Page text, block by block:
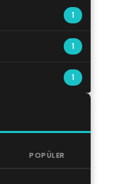
1
1
1
POPÜLER